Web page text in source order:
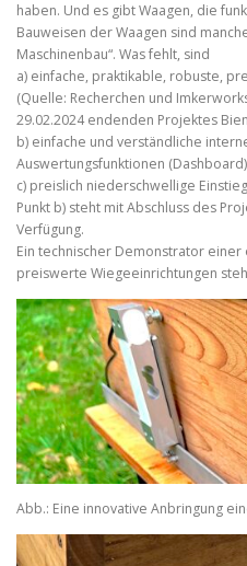
haben. Und es gibt Waagen, die
Bauweisen der Waagen sind
Maschinenbau“. Was fehlt, sind
a) einfache, praktikable, robuste,
(Quelle: Recherchen und
29.02.2024 endenden Projektes
b) einfache und verständliche
Auswertungsfunktionen (Dashboard)
c) preislich niederschwellige
Punkt b) steht mit Abschluss des
Verfügung.
Ein technischer Demonstrator
preiswerte Wiegeeinrichtungen
Abb.: Eine innovative Anbringung